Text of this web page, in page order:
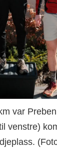
var
venstre)